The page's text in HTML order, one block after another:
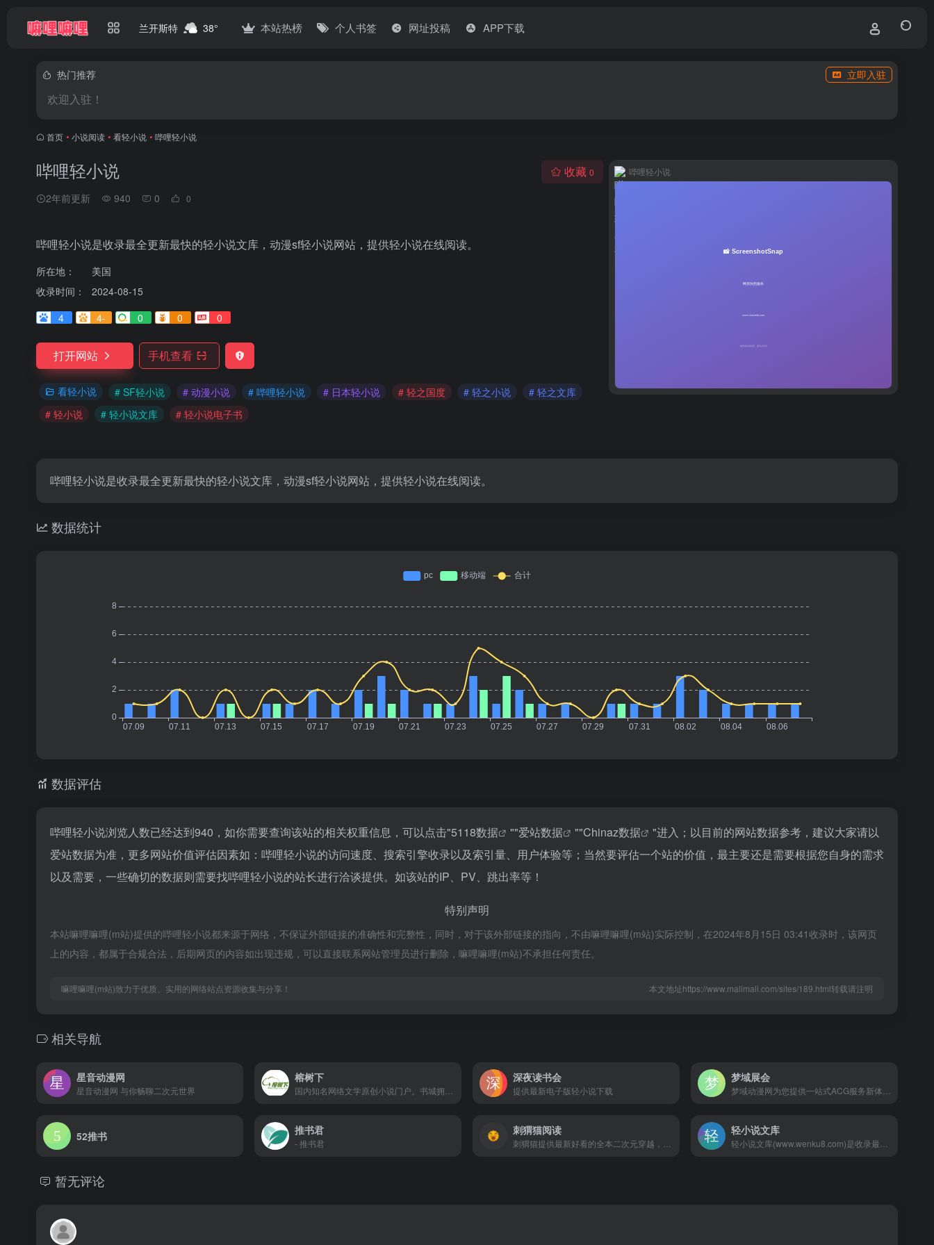
兰开斯特 38° 本站热榜 个人书签 网址投稿 APP下载
热门推荐 立即入驻
欢迎入驻！
首页 • 小说阅读 • 看轻小说 • 哔哩轻小说
哔哩轻小说
2年前更新 940 0 0
收藏 0
哔哩轻小说是收录最全更新最快的轻小说文库，动漫sf轻小说网站，提供轻小说在线阅读。
所在地：
美国
收录时间：
2024-08-15
4
4- 0 0 0
打开网站 手机查看
看轻小说 # SF轻小说 # 动漫小说 # 哔哩轻小说 # 日本轻小说 # 轻之国度 # 轻之小说
# 轻之文库
# 轻小说
# 轻小说文库 # 轻小说电子书
哔哩轻小说
哔哩轻小说是收录最全更新最快的轻小说文库，动漫sf轻小说网站，提供轻小说在线阅读。
数据统计
数据评估
哔哩轻小说浏览人数已经达到940，如你需要查询该站的相关权重信息，可以点击"5118数据 ""爱站数据 ""Chinaz数据
"进入；以目前的网站数据参考，建议大家请以
爱站数据为准，更多网站价值评估因素如：哔哩轻小说的访问速度、搜索引擎收录以及索引量、用户体验等；当然要评估一个站的价值，最主要还是需要根据您自身的需求
以及需要，一些确切的数据则需要找哔哩轻小说的站长进行洽谈提供。如该站的IP、PV、跳出率等！
特别声明
本站嘛哩嘛哩(m站)提供的哔哩轻小说都来源于网络，不保证外部链接的准确性和完整性，同时，对于该外部链接的指向，不由嘛哩嘛哩(m站)实际控制，在2024年8月15日 03:41收录时，该网页
上的内容，都属于合规合法，后期网页的内容如出现违规，可以直接联系网站管理员进行删除，嘛哩嘛哩(m站)不承担任何责任。
嘛哩嘛哩(m站)致力于优质、实用的网络站点资源收集与分享！ 本文地址https://www.malimali.com/sites/189.html转载请注明
相关导航
星音动漫网
星音动漫网 与你畅聊二次元世界
榕树下 深夜读书会
提供最新电子版轻小说下载
梦域展会
52推书 推书君
- 推书君
刺猬猫阅读 轻小说文库
暂无评论